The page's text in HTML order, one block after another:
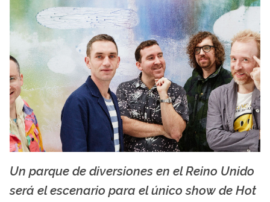
Hot Chip. Foto de Ronald Dick tomada de Esquire.
Un parque de diversiones en el Reino Unido
será el escenario para el único show de Hot